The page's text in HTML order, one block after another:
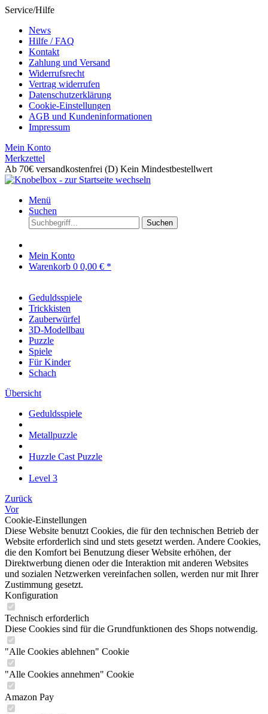
Service/Hilfe
News
Hilfe / FAQ
Kontakt
Zahlung und Versand
Widerrufsrecht
Vertrag widerrufen
Datenschutzerklärung
Cookie-Einstellungen
AGB und Kundeninformationen
Impressum
Mein Konto
Merkzettel
Ab 70€ versandkostenfrei (D) Kein Mindestbestellwert
Menü
Suchen
Suchen
Mein Konto
Warenkorb 0 0,00 € *
Geduldsspiele
Trickkisten
Zauberwürfel
3D-Modellbau
Puzzle
Spiele
Für Kinder
Schach
Übersicht
Geduldsspiele
Metallpuzzle
Huzzle Cast Puzzle
Level 3
Zurück
Vor
Cookie-Einstellungen
Diese Website benutzt Cookies, die für den technischen Betrieb der
Website erforderlich sind und stets gesetzt werden. Andere Cookies,
die den Komfort bei Benutzung dieser Website erhöhen, der
Direktwerbung dienen oder die Interaktion mit anderen Websites
und sozialen Netzwerken vereinfachen sollen, werden nur mit Ihrer
Zustimmung gesetzt.
Konfiguration
Technisch erforderlich
Diese Cookies sind für die Grundfunktionen des Shops notwendig.
"Alle Cookies ablehnen" Cookie
"Alle Cookies annehmen" Cookie
Amazon Pay